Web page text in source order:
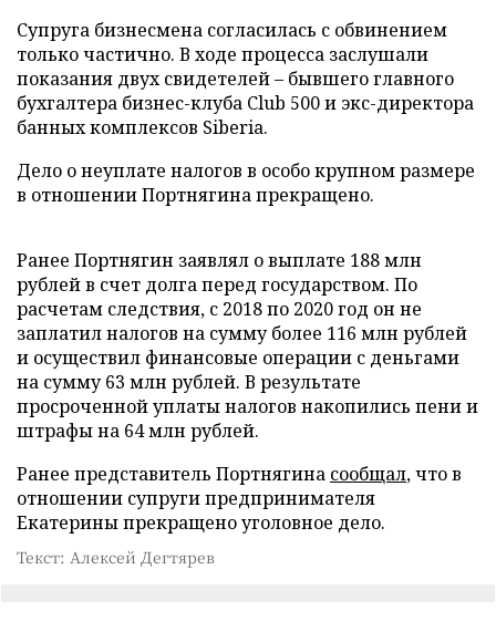
Супруга бизнесмена согласилась с обвинением
только частично. В ходе процесса заслушали
показания двух свидетелей – бывшего главного
бухгалтера бизнес-клуба Club 500 и экс-директора
банных комплексов Siberia.
Дело о неуплате налогов в особо крупном размере
в отношении Портнягина прекращено.
Ранее Портнягин заявлял о выплате 188 млн
рублей в счет долга перед государством. По
расчетам следствия, с 2018 по 2020 год он не
заплатил налогов на сумму более 116 млн рублей
и осуществил финансовые операции с деньгами
на сумму 63 млн рублей. В результате
просроченной уплаты налогов накопились пени и
штрафы на 64 млн рублей.
Ранее представитель Портнягина сообщал, что в
отношении супруги предпринимателя
Екатерины прекращено уголовное дело.
Текст: Алексей Дегтярев